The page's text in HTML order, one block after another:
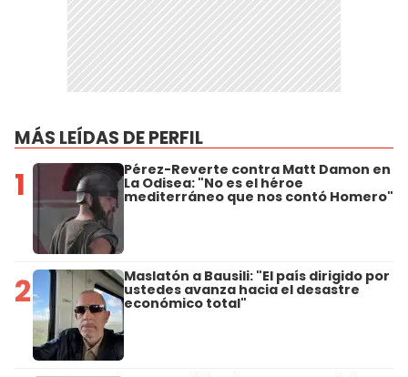
MÁS LEÍDAS DE PERFIL
1 Pérez-Reverte contra Matt Damon en
La Odisea: "No es el héroe
mediterráneo que nos contó Homero"
2 Maslatón a Bausili: "El país dirigido por
ustedes avanza hacia el desastre
económico total"